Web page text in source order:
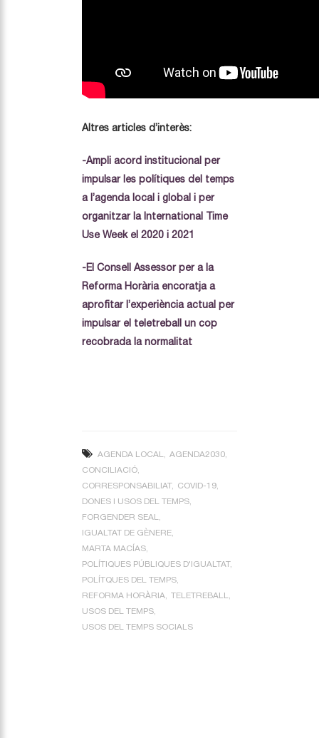
Altres articles d’interès:
-Ampli acord institucional per
impulsar les polítiques del temps
a l’agenda local i global i per
organitzar la International Time
Use Week el 2020 i 2021
-El Consell Assessor per a la
Reforma Horària encoratja a
aprofitar l’experiència actual per
impulsar el teletreball un cop
recobrada la normalitat
AGENDA LOCAL AGENDA2030
CONCILIACIÓ
CORRESPONSABILIAT
COVID-19
DONES I USOS DEL TEMPS
FORGENDER SEAL
IGUALTAT DE GÈNERE
MARTA MACÍAS
POLÍTIQUES PÚBLIQUES D'IGUALTAT
POLÍTQUES DEL TEMPS
REFORMA HORÀRIA TELETREBALL
USOS DEL TEMPS
USOS DEL TEMPS SOCIALS